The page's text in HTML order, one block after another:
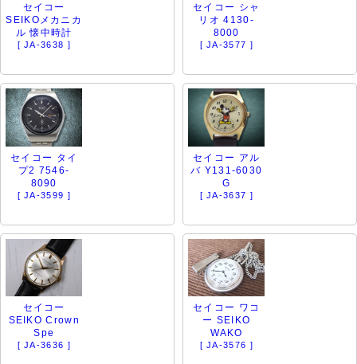
セイコー
SEIKOメカニカ
ル 懐中時計
[ JA-3638 ]
セイコー シャ
リオ 4130-
8000
[ JA-3577 ]
セイコー タイ
プ2 7546-
8090
[ JA-3599 ]
セイコー アル
バ Y131-6030
G
[ JA-3637 ]
セイコー
SEIKO Crown
Spe
[ JA-3636 ]
セイコー ワコ
ー SEIKO
WAKO
[ JA-3576 ]